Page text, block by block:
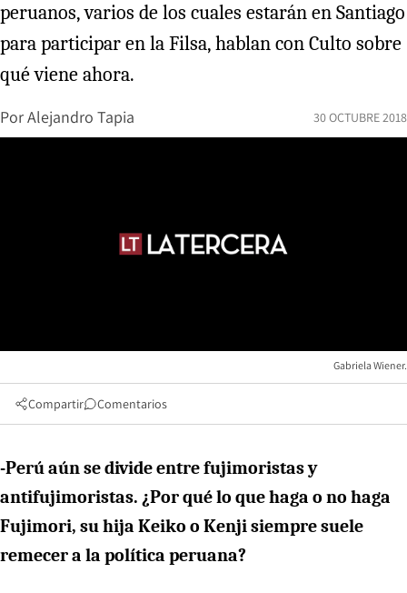
peruanos, varios de los cuales estarán en Santiago
para participar en la Filsa, hablan con Culto sobre
qué viene ahora.
PorAlejandro Tapia 30 OCTUBRE 2018
Gabriela Wiener.
Compartir Comentarios
-Perú aún se divide entre fujimoristas y
antifujimoristas. ¿Por qué lo que haga o no haga
Fujimori, su hija Keiko o Kenji siempre suele
remecer a la política peruana?